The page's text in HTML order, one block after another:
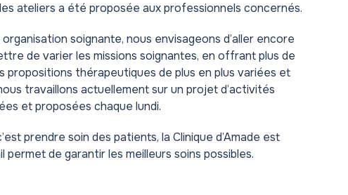
ateliers a été proposée aux professionnels concernés.
soignante, nous envisageons d’aller encore
de varier les missions soignantes, en offrant plus de
thérapeutiques de plus en plus variées et
travaillons actuellement sur un projet d’activités
et proposées chaque lundi.
prendre soin des patients, la Clinique d’Amade est
de garantir les meilleurs soins possibles.